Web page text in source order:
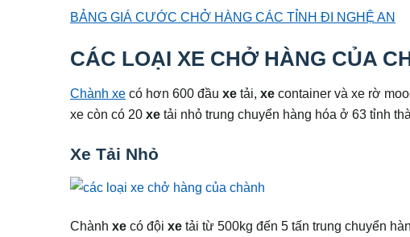
BẢNG GIÁ CƯỚC CHỞ HÀNG CÁC TỈNH ĐI NGHỆ AN
CÁC LOẠI XE CHỞ HÀNG CỦA
Chành xe có hơn 600 đầu xe tải, xe container và xe rờ
xe còn có 20 xe tải nhỏ trung chuyển hàng hóa ở 63 tỉnh
Xe Tải Nhỏ
Chành xe có đội xe tải từ 500kg đến 5 tấn trung chuyển